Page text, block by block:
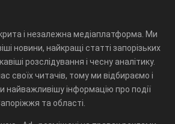
і незалежна медіаплатформа. Ми
новини, найкращі статті запорізьких
розслідування і чесну аналітику.
своїх читачів, тому ми відбираємо і
найважливішу інформацію про події
та області.